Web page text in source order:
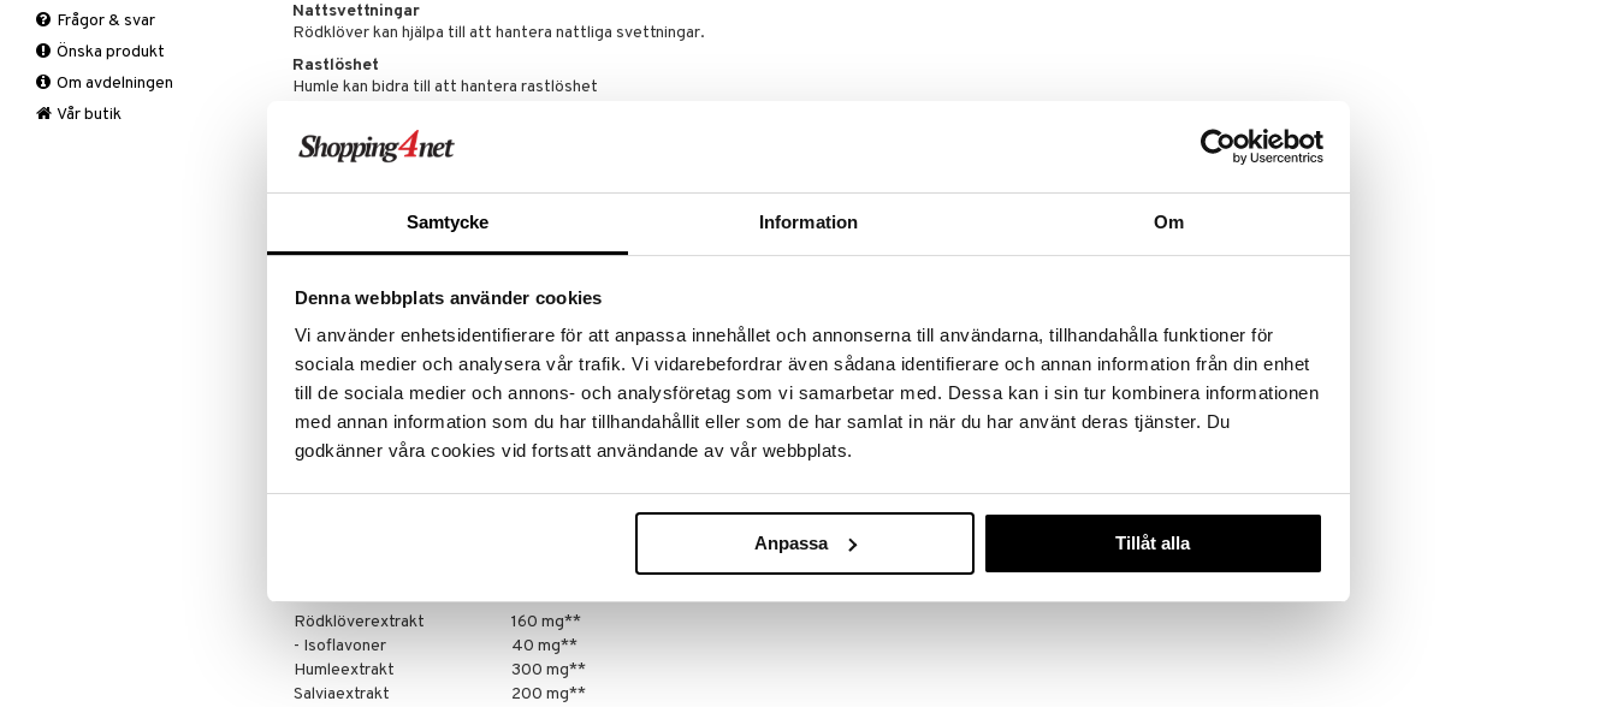
Samtycke Information Om
Denna webbplats använder cookies
Vi använder enhetsidentifierare för att anpassa innehållet och annonserna till användarna, tillhandahålla funktioner för
sociala medier och analysera vår trafik. Vi vidarebefordrar även sådana identifierare och annan information från din enhet
till de sociala medier och annons- och analysföretag som vi samarbetar med. Dessa kan i sin tur kombinera informationen
med annan information som du har tillhandahållit eller som de har samlat in när du har använt deras tjänster. Du
godkänner våra cookies vid fortsatt användande av vår webbplats.
Anpassa Tillåt alla
Nattsvettningar
Rödklöver kan hjälpa till att hantera nattliga svettningar.
Rastlöshet
Humle kan bidra till att hantera rastlöshet
Rekommenderad daglig dos: 2 tabletter.
Detta är ett kosttillskott. Rekommenderad daglig dos bör inte överskridas. Kosttillskott
bör inte användas som ett alternativ till en varierad kost. Förvaras utom räckhåll för små
barn. Bör ej användas av barn under 18 år.
Skall inte användas av barn under 18 år.
Fyllnadsmedel (mikrokristallin cellulosa, dikalciumfosfat), humleextrakt (Humulus
Salvia officinali
klumpförebyggande medel (tvärbunden natriumkarboximetylcellulosa,
magnesiumsalter av fettsyror), stabiliseringsmedel (hydroxipropylmetylcellulosa),
niacin/vitamin B3 (nikotinamid), vitamin E (D-alfa-tokoferylacetat),
pantotensyra/vitamin B5 (kalcium-d-pantotenat), kopparglukonat, natriumselenit,
(tiaminhydroklorid), vitamin B12 (cyanokobalamin), kaliumjodid, D-
Rödklöverextrakt
160 mg**
- Isoflavoner
40 mg**
Humleextrakt
300 mg**
Salviaextrakt
200 mg**
Snacks
Sötning
Te
Rengöring
Specialprodukter
Handvård
Tillbehör
Balsam
Schampo
Specialprodukter
Intim
Kosmetika
Hud
Läppar
Kropp
Bad, dusch & tvål
Mun & tänder
Fettförbränning
Måltidsersättning
Övriga
B vitaminer
Barn
C vitaminer
Kvinna
Frågor & svar
Önska produkt
Om avdelningen
Vår butik